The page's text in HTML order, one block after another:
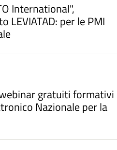
International",
LEVIATAD: per le PMI
gratuiti formativi
Nazionale per la